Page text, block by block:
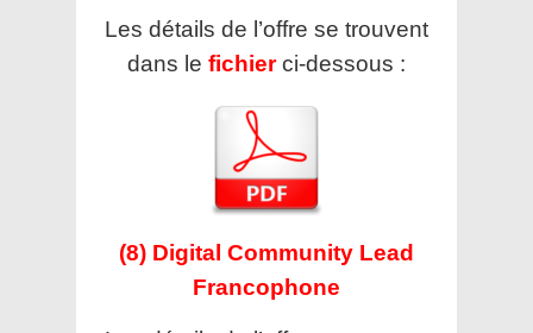
Les détails de l’offre se trouvent
dans le fichier ci-dessous :
(8) Digital Community Lead
Francophone